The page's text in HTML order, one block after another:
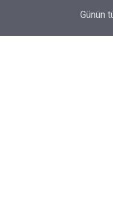
KırıkkaleGünün